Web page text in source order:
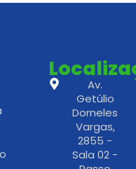
Av.
Getúlio
Dorneles
Vargas,
2855 -
Sala 02 -